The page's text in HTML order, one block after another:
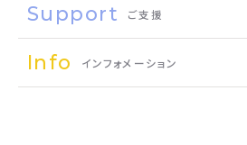
Support ご支援
Info インフォメーション